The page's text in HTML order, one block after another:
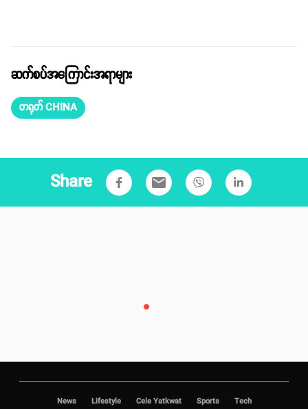
ယမန်နှစ်က Forbes မဂ္ဂဇင်းရဲ့ ဝင်ငွေအကောင်းဆုံး အောင်မြင်ကျော်ကြား
တဲ့ တရုတ်အနုပညာရှင်စာရင်းမှာလည်း မင်းသမီးဖန်ဘင်းဘင်းက ဝင်ငွေ အ
မေရိကန်ဒေါ်လာ ၄၃ သန်း (ယွမ်ငွေ သန်း ၃၀၀ ဝန်းကျင်) ဖြင့် ထိပ်ဆုံးမှ